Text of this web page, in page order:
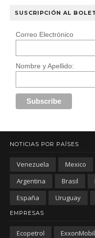
SUSCRIPCIÓN AL
Correo Electrónico
Nombre y Apellido:
NOTICIAS POR PAÍSES
Venezuela Mexico
Argentina
Brasil
España
Uruguay
EMPRESAS
Ecopetrol ExxonMobil